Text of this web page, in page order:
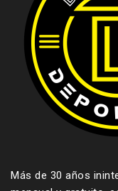
Más de 30 años